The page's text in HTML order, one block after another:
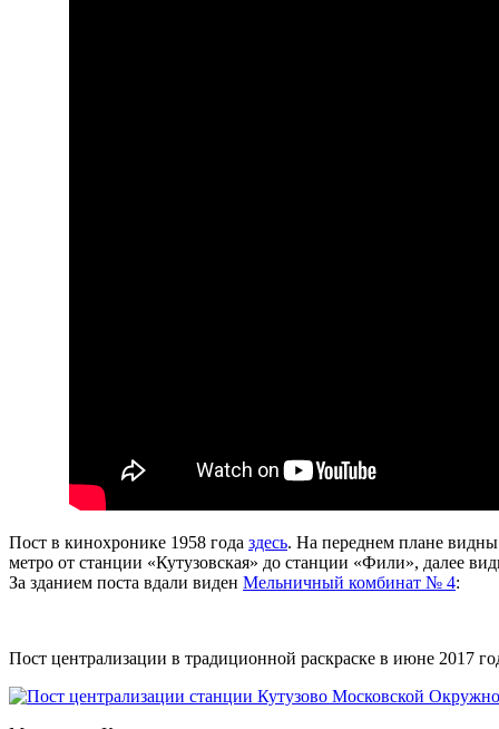
Пост в кинохронике 1958 года здесь. На переднем плане видны
метро от станции «Кутузовская» до станции «Фили», далее
За зданием поста вдали виден Мельничный комбинат № 4:
Пост централизации в традиционной раскраске в июне 2017